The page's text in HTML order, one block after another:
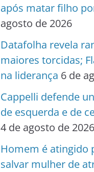
após matar filho
agosto de 2026
Datafolha revela
maiores torcidas;
na liderança 6 de
Cappelli defende
de esquerda e de
4 de agosto de 2026
Homem é atingido
salvar mulher de